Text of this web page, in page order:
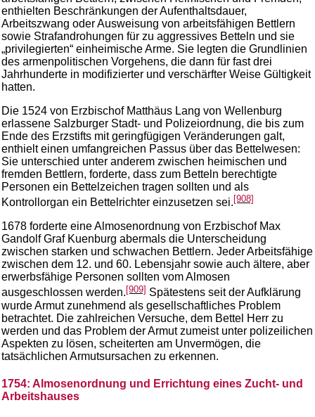
enthielten Beschränkungen der Aufenthaltsdauer,
Arbeitszwang oder Ausweisung von arbeitsfähigen Bettlern
sowie Strafandrohungen für zu aggressives Betteln und sie
„privilegierten“ einheimische Arme. Sie legten die Grundlinien
des armenpolitischen Vorgehens, die dann für fast drei
Jahrhunderte in modifizierter und verschärfter Weise Gültigkeit
hatten.
Die 1524 von Erzbischof Matthäus Lang von Wellenburg
erlassene Salzburger Stadt- und Polizeiordnung, die bis zum
Ende des Erzstifts mit geringfügigen Veränderungen galt,
enthielt einen umfangreichen Passus über das Bettelwesen:
Sie unterschied unter anderem zwischen heimischen und
fremden Bettlern, forderte, dass zum Betteln berechtigte
Personen ein Bettelzeichen tragen sollten und als
Kontrollorgan ein Bettelrichter einzusetzen sei. [908]
1678 forderte eine Almosenordnung von Erzbischof Max
Gandolf Graf Kuenburg abermals die Unterscheidung
zwischen starken und schwachen Bettlern. Jeder Arbeitsfähige
zwischen dem 12. und 60. Lebensjahr sowie auch ältere, aber
erwerbsfähige Personen sollten vom Almosen
ausgeschlossen werden.[909] Spätestens seit der Aufklärung
wurde Armut zunehmend als gesellschaftliches Problem
betrachtet. Die zahlreichen Versuche, dem Bettel Herr zu
werden und das Problem der Armut zumeist unter polizeilichen
Aspekten zu lösen, scheiterten am Unvermögen, die
tatsächlichen Armutsursachen zu erkennen.
1754: Almosenordnung und Errichtung eines Zucht- und
Arbeitshauses